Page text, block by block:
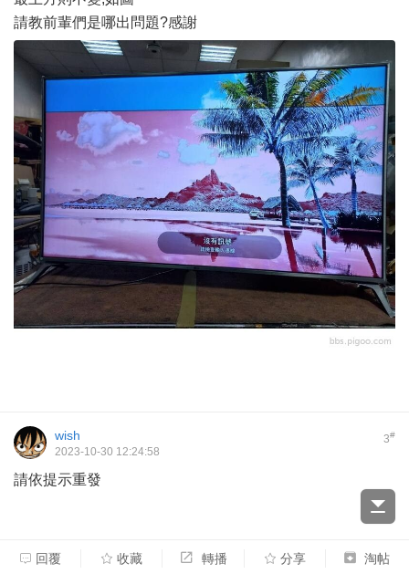
請教前輩們是哪出問題?感謝
3#
wish
2023-10-30 12:24:58
請依提示重發
回覆 收藏 轉播 分享 淘帖